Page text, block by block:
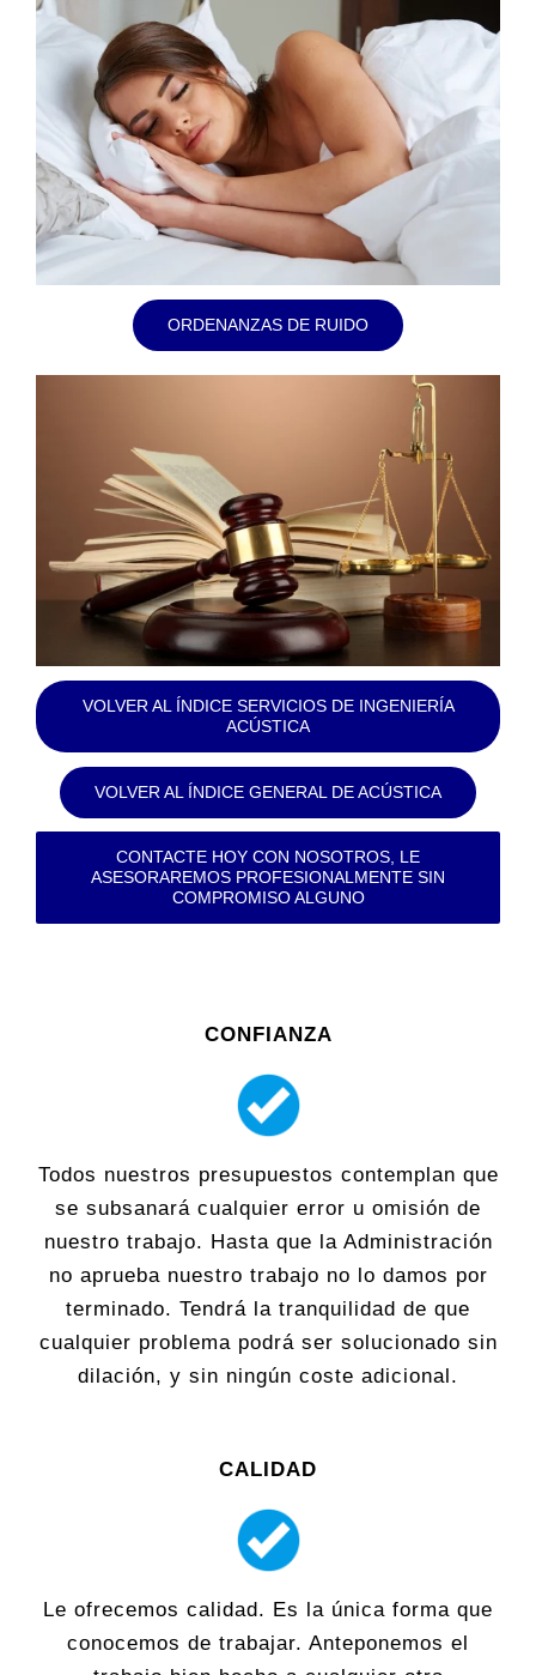
ORDENANZAS DE RUIDO
VOLVER AL ÍNDICE SERVICIOS DE INGENIERÍA
ACÚSTICA
VOLVER AL ÍNDICE GENERAL DE ACÚSTICA
CONTACTE HOY CON NOSOTROS, LE
ASESORAREMOS PROFESIONALMENTE SIN
COMPROMISO ALGUNO
CONFIANZA
Todos nuestros presupuestos contemplan que
se subsanará cualquier error u omisión de
nuestro trabajo. Hasta que la Administración
no aprueba nuestro trabajo no lo damos por
terminado. Tendrá la tranquilidad de que
cualquier problema podrá ser solucionado sin
dilación, y sin ningún coste adicional.
CALIDAD
Le ofrecemos calidad. Es la única forma que
conocemos de trabajar. Anteponemos el